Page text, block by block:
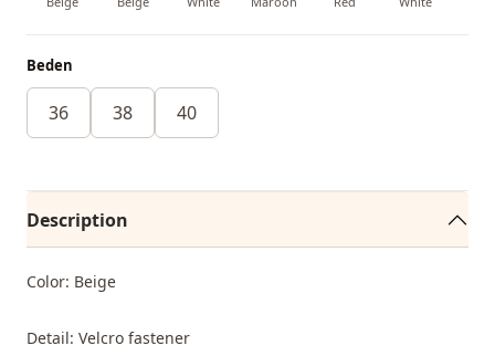
Beden
36 38 40
Description
Color: Beige
Detail: Velcro fastener